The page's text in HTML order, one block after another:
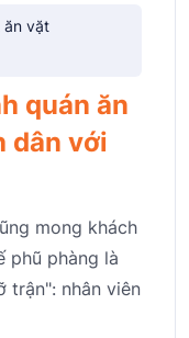
ăn vặt
quán ăn
dân với
mong khách
phũ phàng là
trận": nhân viên